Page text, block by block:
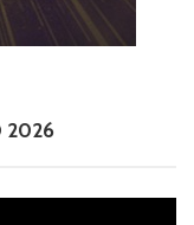
2026